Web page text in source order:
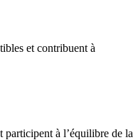
et contribuent à
à l’équilibre de la